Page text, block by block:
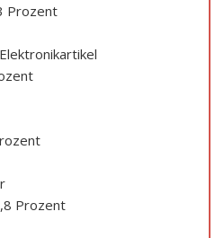
Prozent
Prozent